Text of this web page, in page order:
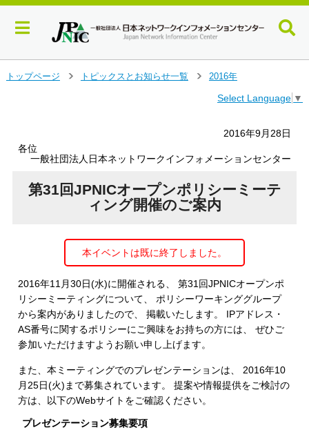
トップページ
トピックスとお知らせ一覧
2016年
Select Language ▼
2016年9月28日
各位
一般社団法人日本ネットワークインフォメーションセンター
第31回JPNICオープンポリシーミーテ
ィング開催のご案内
本イベントは既に終了しました。
2016年11月30日(水)に開催される、 第31回JPNICオープンポ
リシーミーティングについて、 ポリシーワーキンググループ
から案内がありましたので、 掲載いたします。 IPアドレス・
AS番号に関するポリシーにご興味をお持ちの方には、 ぜひご
参加いただけますようお願い申し上げます。
また、本ミーティングでのプレゼンテーションは、 2016年10
月25日(火)まで募集されています。 提案や情報提供をご検討の
方は、以下のWebサイトをご確認ください。
プレゼンテーション募集要項